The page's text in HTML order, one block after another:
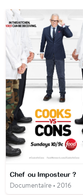
Chef ou Imposteur ?
Documentaire • 2016